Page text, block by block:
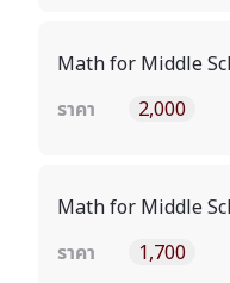
Math for Middle
ราคา
2,000
Math for Middle
ราคา
1,700